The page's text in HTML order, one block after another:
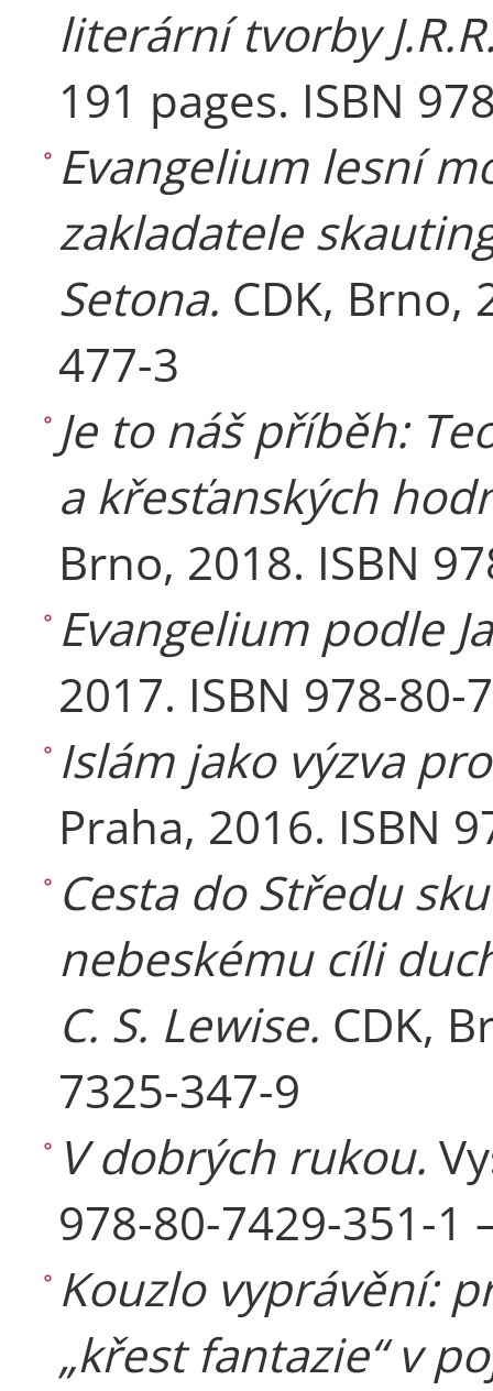
literární tvorby
191 pages. ISBN
Evangelium lesní
zakladatele
Setona. CDK, Brno,
477-3
Je to náš příběh:
a křesťanských
Brno, 2018. ISBN
Evangelium podle
2017. ISBN 978-80-
Islám jako výzva
Praha, 2016. ISBN
Cesta do Středu
nebeskému cíli
C. S. Lewise. CDK,
7325-347-9
V dobrých rukou.
978-80-7429-351-1
Kouzlo vyprávění:
„křest fantazie“ v